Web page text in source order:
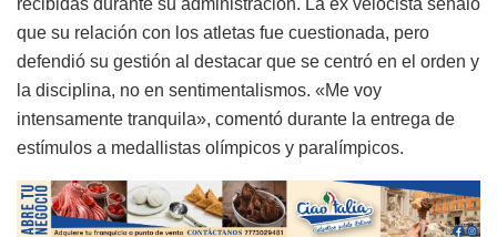
recibidas durante su administración. La ex velocista señaló
que su relación con los atletas fue cuestionada, pero
defendió su gestión al destacar que se centró en el orden y
la disciplina, no en sentimentalismos. «Me voy
intensamente tranquila», comentó durante la entrega de
estímulos a medallistas olímpicos y paralímpicos.